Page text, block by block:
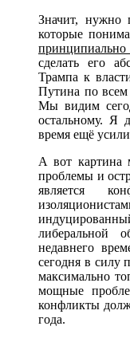
Значит, нужно
которые
принципиально
сделать его
Трампа к
Путина по всем
Мы видим
остальному. Я
время ещë
А вот картина
проблемы и
является
либеральной
недавнего
сегодня в силу
максимально
мощные
конфликты
года.